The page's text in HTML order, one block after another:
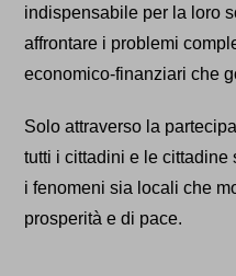
indispensabile per la loro
affrontare i problemi
economico-finanziari che
Solo attraverso la
tutti i cittadini e le
i fenomeni sia locali che
prosperità e di pace.